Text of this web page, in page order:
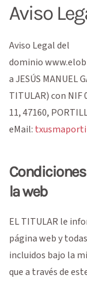
Aviso
Aviso Legal del
dominio
aJESÚS MANUEL
TITULAR) con NIF
11,47160,
eMail:
la web
EL TITULAR le
página web y
incluidos bajo la
que a través de